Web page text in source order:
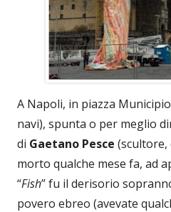
A Napoli, in piazza
navi), spunta o per meglio
di Gaetano Pesce
morto qualche mese fa, ad
“Fish” fu il derisorio
povero ebreo (avevate